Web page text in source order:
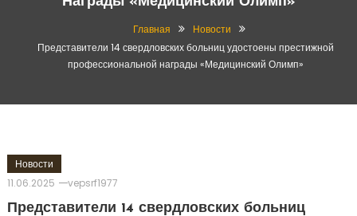
Главная
Новости
Представители 14 свердловских больниц удостоены престижной
профессиональной награды «Медицинский Олимп»
Новости
11.06.2025
vepsrf1977
Представители 14 свердловских больниц